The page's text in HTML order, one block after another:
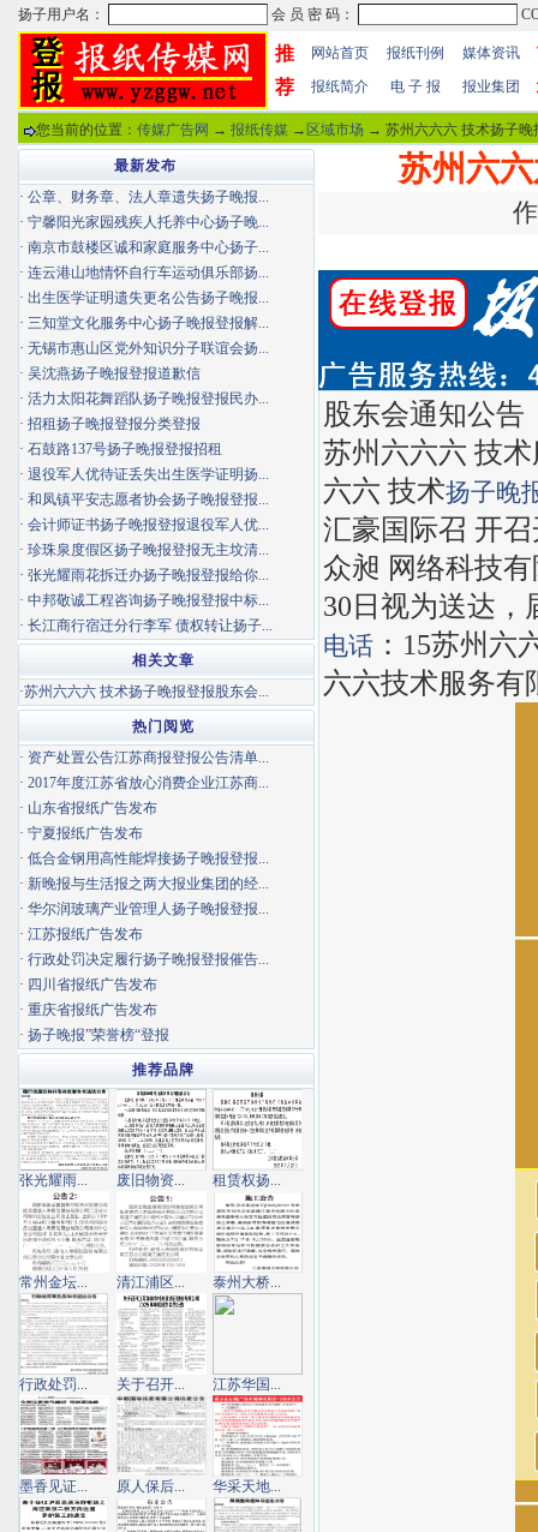
推
荐
网站首页 报纸刊例 媒体资讯
报纸简介 电 子 报 报业集团
您当前的位置： 传媒广告网 → 报纸传媒 → 区域市场 → 苏州六六六 技术扬子晚
苏州六
股东会通知公告
苏州六六六 技
六六 技术扬子晚
汇豪国际召 开
众昶 网络科技
30日视为送达
电话 ：15苏州六
六六技术服务有
最新发布
· 公章、财务章、法人章遗失扬子晚报...
· 宁馨阳光家园残疾人托养中心扬子晚...
· 南京市鼓楼区诚和家庭服务中心扬子...
· 连云港山地情怀自行车运动俱乐部扬...
· 出生医学证明遗失更名公告扬子晚报...
· 三知堂文化服务中心扬子晚报登报解...
· 无锡市惠山区党外知识分子联谊会扬...
· 吴沈燕扬子晚报登报道歉信
· 活力太阳花舞蹈队扬子晚报登报民办...
· 招租扬子晚报登报分类登报
· 石鼓路137号扬子晚报登报招租
· 退役军人优待证丢失出生医学证明扬...
· 和凤镇平安志愿者协会扬子晚报登报...
· 会计师证书扬子晚报登报退役军人优...
· 珍珠泉度假区扬子晚报登报无主坟清...
· 张光耀雨花拆迁办扬子晚报登报给你...
· 中邦敬诚工程咨询扬子晚报登报中标...
· 长江商行宿迁分行李军 债权转让扬子...
相关文章
·苏州六六六 技术扬子晚报登报股东会...
热门阅览
· 资产处置公告江苏商报登报公告清单...
· 2017年度江苏省放心消费企业江苏商...
· 山东省报纸广告发布
· 宁夏报纸广告发布
· 低合金钢用高性能焊接扬子晚报登报...
· 新晚报与生活报之两大报业集团的经...
· 华尔润玻璃产业管理人扬子晚报登报...
· 江苏报纸广告发布
· 行政处罚决定履行扬子晚报登报催告...
· 四川省报纸广告发布
· 重庆省报纸广告发布
· 扬子晚报”荣誉榜“登报
推荐品牌
张光耀雨... 废旧物资... 租赁权扬...
常州金坛... 清江浦区... 泰州大桥...
行政处罚... 关于召开... 江苏华国...
墨香见证... 原人保后... 华采天地...